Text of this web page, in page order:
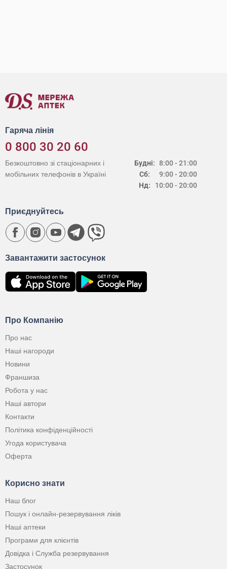
Гаряча лінія
0 800 30 20 60
Будні:
Сб:
Нд:
8:00 - 21:00
9:00 - 20:00
10:00 - 20:00
Безкоштовно зі стаціонарних і
мобільних телефонів в Україні
Про Компанію
Про нас
Наші нагороди
Новини
Франшиза
Робота у нас
Наші автори
Контакти
Політика конфіденційності
Угода користувача
Оферта
Корисно знати
Наш блог
Пошук і онлайн-резервування ліків
Наші аптеки
Програми для клієнтів
Довідка і Служба резервування
Застосунок
Завантажити застосунок
Приєднуйтесь